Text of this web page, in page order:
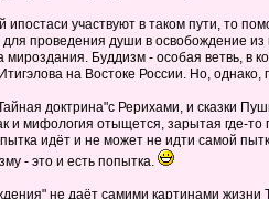
ипостаси участвуют в таком пути,
проведения души в освобождение
Буддизм - особая ветвь,
на Востоке России. Но,
доктрина"с Рерихами, и сказки
и мифология отыщется, зарытая где-
идёт и не может не идти самой
- это и есть попытка.
не даёт самими картинами жизни